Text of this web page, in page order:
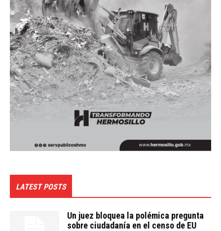
LATEST POSTS
Un juez bloquea la polémica pregunta
sobre ciudadanía en el censo de EU